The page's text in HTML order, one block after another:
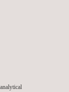
atuais e futuros